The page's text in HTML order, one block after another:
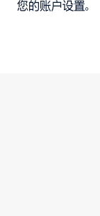
您的账户设置。